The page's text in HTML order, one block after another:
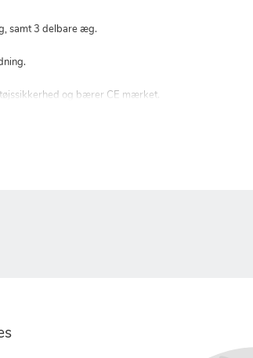
samt 3 delbare æg.
og bærer CE mærket.